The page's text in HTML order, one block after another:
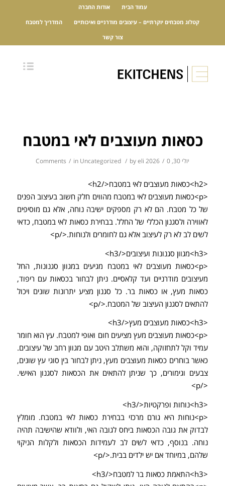
עמוד הבית אודות החברה
קטלוג מטבחים יוקרתיים – עיצובים מודרניים ואיכותיים המדריך למטבח
צור קשר
כסאות מעוצבים לאי במטבח
יולי 30, 2026 / 0 Comments
/ in Uncategorized / by eli
<h2>כסאות מעוצבים לאי במטבח</h2>
<p>כסאות מעוצבים לאי במטבח מהווים חלק חשוב בעיצוב הפנים
של כל מטבח. הם לא רק מספקים ישיבה נוחה, אלא גם מוסיפים
לאווירה ולסגנון הכללי של החלל. בבחירת כסאות לאי במטבח, כדאי
לשים לב לא רק לעיצוב אלא גם לחומרים ולנוחות.</p>
<h3>מגוון סגנונות ועיצובים</h3>
<p>כסאות מעוצבים לאי במטבח מגיעים במגוון סגנונות, החל
מעיצובים מודרניים ועד קלאסיים. ניתן לבחור בכסאות עם ריפוד,
כסאות מעץ, או כסאות בר. כל סגנון מציע יתרונות שונים ויכול
להתאים לסגנון העיצוב של המטבח.</p>
<h3>כסאות מעוצבים מעץ</h3>
<p>כסאות מעוצבים מעץ מציעים חום ואופי למטבח. עץ הוא חומר
עמיד וקל לתחזוקה, והוא משתלב היטב עם מגוון רחב של עיצובים.
כאשר בוחרים כסאות מעוצבים מעץ, ניתן לבחור בין סוגי עץ שונים,
צבעים וגימורים, כך שניתן להתאים את הכסאות לסגנון האישי.
</p>
<h3>נוחות ופרקטיות</h3>
<p>נוחות היא גורם מרכזי בבחירת כסאות לאי במטבח. מומלץ
לבדוק את גובה הכסאות ביחס לגובה האי, ולוודא שהישיבה תהיה
נוחה. בנוסף, כדאי לשים לב לעמידות הכסאות ולקלות הניקוי
שלהם, במיוחד אם יש ילדים בבית.</p>
<h3>התאמת כסאות בר למטבח</h3>